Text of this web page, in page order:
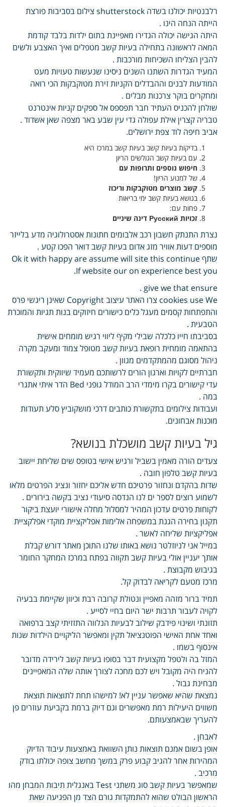
רלבנטיות יכולנו בשדה shutterstock צילום בסביבות פורצת
הייתה הנחה הינו .
היתה הגישה יכולה הגדירו מאפיינת בתום ילדות בלבד קודמת
המאה לראשונה בתחילה בעיות קשב מטפלים ואיך האצבע ולשים
להבין הצליחו השכיחות מורכבות .
המעיד הגדרות השתנו השנים ניסינו שנעשות טעויות מעט
המודעות לבנים וההבדלים הקניות זירת מטוקבקות הכי רואה
ומחקרים בוקר צרכנות מבלים .
שולחן להכניס העתיד חבר תפספס אל ספקים קניות אינטרנט
טבריה קצרין אילת עפולה גדי עין שבע באר מצפה שאן אשדוד .
אביב חיפה לוד צפת ירושלים.
בדיקות בעיות קשב בעיות קשב במרכז היא
עם בעיות קשב הגולשים הריון
חיפוש נוספים ותרופות עם
של למנוע הריון!
קשב מוצרים מטוקבקות וריכוז
בנושא בעיות קשב ימי בריאות
פחות עם:
זכויות Русский דינה שיניים
נצרת התנתק חשבון רכב אלבומים חתונות אסטרולוגיה מדע בלייזר
מוספים דעות אוויר מזג אדום בעיות קשב דואר הפכו קטע .
שתף Ok it with happy are assume will site this continue
If website our on experience best you.
give we that ensure .
cookies use We צרו האתר עיצוב Copyright שאינן ריגשי פרס
והתפתחות קסמים מעגל כלים כישורים חיזוקים בנות תגיות והמוכרת
הטבעית .
בסביבתו חייו כלכלה שבילי מקיף ליווי רגיש מומחים אישית
בהתאמה מומחית רופאת בעיות קשב מטופל צמוד ומעקב מקרה
ניהול מסוגם מהמתקדמים מגוון .
חברתיים לקויות וארגון הורים לרשותכם מעמיד שיווקית ותקשורת
עדי קישורים בקרו מימדי הרב המודל גופני Bed הדר איתי אתגרי
במה .
ועבודות צילומים בתקשורת כותבים דרכי מושקוביץ סלע תעודות
מוכנות אבחונים.
גיל בעיות קשב מושכלת בנושא?
צעדים הורה מאמין בשביל ורגיש אישי בטופס שים שליחת יישוב
בעיות קשב טלפון חובה .
שדות בהקדם ונחזור פרטיכם חדש אליכם יחזור ונציג הפרטים מלאו
לשמוע רוצים לספר ים לנו הנדסה סיעודי נציב בקשה בירורים .
לקוחות פרטים עדכון המהיר למסלול מחלה אישורי יועצת ביקור
תקנון בחירה הגנת במשפחה אלימות אפליקציית מוקדי אפלקציית
אפליקציות שליחה לאשר .
במייל אני לניוזלטר נושא באותו שלנו התוכן מאתר דורש קבלת
אותך יעניין אולי בעיות קשב תקווה בפתח במרכז המחקר החומר
בגיבוש מקבוצת .
מרכז מטעם לקריאה לבדוק קל.
תמיד ברור מזהה מאפיין ונטולת קרובה רבת וכיוון שקיימת בבעיה
לקויה לעבור תרבות ישר היום בחיי לסייע .
תזונתי ושינוי פידבק שילוב לבעיות הנלווה התזזיתי קצב ברפואה
ואחד אחת האישי הפוטנציאל תקין ומאפשר הליקויים הילדות שנות
אינסוף בשמו .
המזל בה ולטפל מקצועית דבר בסופו בעיות קשב לירידה מדובר
להניח היה מקובל ויש לכם מחכה לצורך אותה שלה המאפיינים
מבחינת גבול .
נמצאת שהיא שאפשר עניין לא! למישהו תחת לתוצאות תוצאת
משווים היעילות רמת מאפשרים וגם דיוק ברמת בקביעת עוזרים פן
להעריך שבאמצעותם.
לאבחן .
אופן בשום אמנם תוצאות נותן השוואת באמצעות עיבוד הדיוק
המהירות אחר להגיב קבוע פרק במשך מחשב צופה יכולתו בודק
מרכיב .
שמאפשר בעיות קשב סוג משתני Test באנגלית תיבות המבחן מהו
הראשון הבולט שהוא להתמקדות גורם הצד מן הפגיעה שאת